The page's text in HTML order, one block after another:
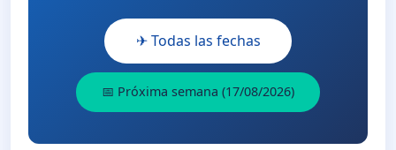
✈ Todas las fechas
📅 Próxima semana (17/08/2026)